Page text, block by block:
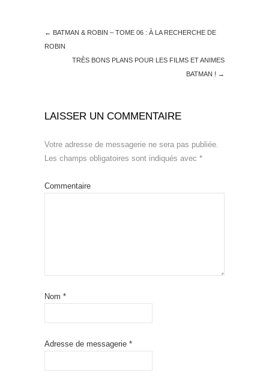
← BATMAN & ROBIN – TOME 06 : À LA RECHERCHE DE
ROBIN
TRÈS BONS PLANS POUR LES FILMS ET ANIMES
BATMAN ! →
LAISSER UN COMMENTAIRE
Votre adresse de messagerie ne sera pas publiée.
Les champs obligatoires sont indiqués avec *
Commentaire
Nom *
Adresse de messagerie *